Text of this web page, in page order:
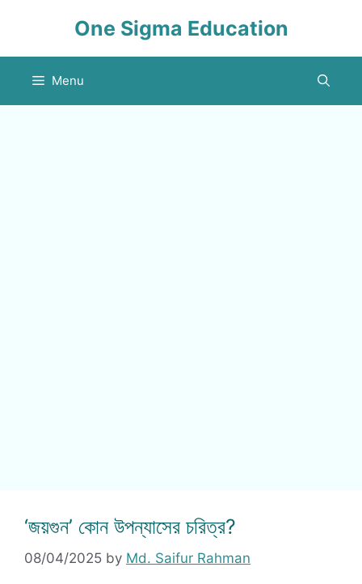
One Sigma Education
Menu
‘জয়গুন’ কোন উপন্যাসের চরিত্র?
08/04/2025 by Md. Saifur Rahman